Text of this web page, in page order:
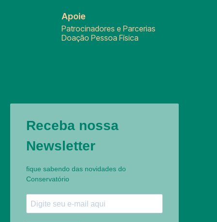
Apoie
Patrocinadores e Parcerias
Doação Pessoa Física